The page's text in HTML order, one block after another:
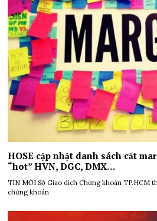
HOSE cập nhật danh sách cắt
“hot” HVN, DGC, DMX…
TIN MỚI Sở Giao dịch Chứng khoán TP.HCM
chứng khoán